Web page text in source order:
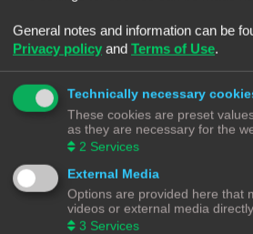
Geplaatst in
3D-printer specifieke vragen
canbus (Ebb42/U2C) opgelost
Geplaatst inKlipper
Forum onderhoud afgerond 08/09/
phppbb update 3.3.13
Laatste bericht door Ch3vr0n «08/09/24,
Geplaatst in Forum Feedback
Laatste bericht doorJansC
Geplaatst in
Moeilijk filament (qua bed adhesie)
Laatste bericht door
General notes and information can be
Privacy policy and Terms of Use.
Technically necessary
These cookies are preset
as they are necessary for the
2 Services
External Media
Options are provided here that
videos or external media
3 Services